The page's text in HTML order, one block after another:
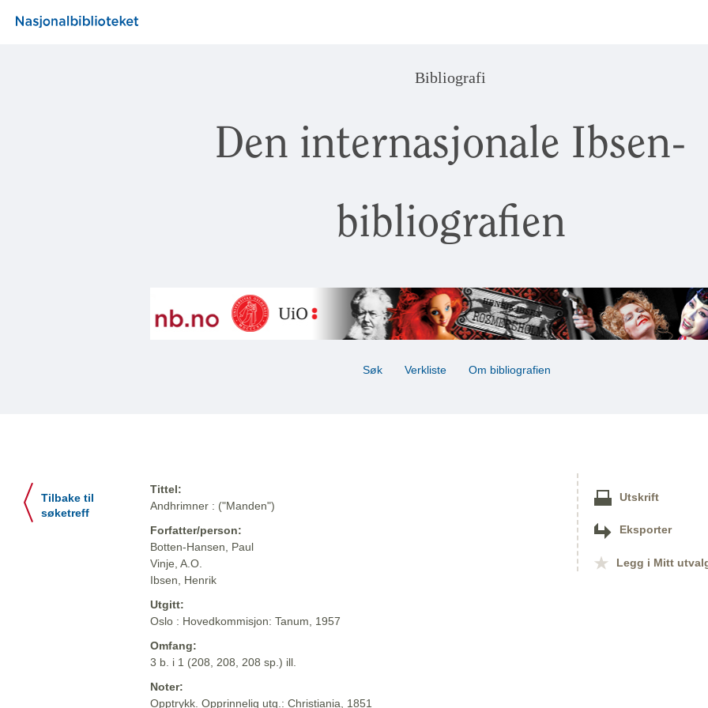
Bibliografi
Den internasjonale Ibsen-
bibliografien
Søk Verkliste Om bibliografien
Tilbake til
søketreff
Tittel:
Andhrimner : ("Manden")
Forfatter/person:
Botten-Hansen, Paul
Vinje, A.O.
Ibsen, Henrik
Utgitt:
Oslo : Hovedkommisjon: Tanum, 1957
Omfang:
3 b. i 1 (208, 208, 208 sp.) ill.
Noter:
Opptrykk. Opprinnelig utg.: Christiania, 1851
Utskrift
Eksporter
Legg i Mitt